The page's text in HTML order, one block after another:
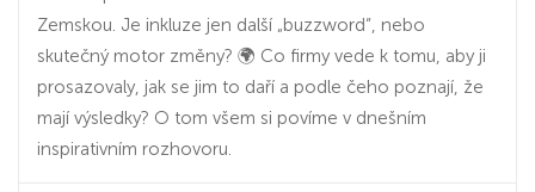
Zemskou. Je inkluze jen další „buzzword“, nebo
skutečný motor změny? 🌍 Co firmy vede k tomu, aby ji
prosazovaly, jak se jim to daří a podle čeho poznají, že
mají výsledky? O tom všem si povíme v dnešním
inspirativním rozhovoru.